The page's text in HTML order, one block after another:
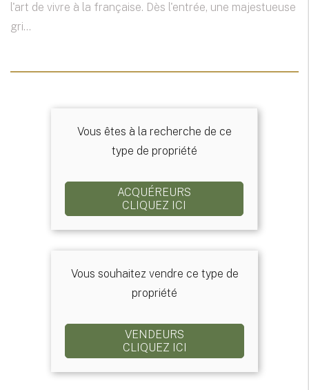
l'art de vivre à la française. Dès l'entrée, une majestueuse
gri...
Vous êtes à la recherche de ce
type de propriété
ACQUÉREURS
CLIQUEZ ICI
Vous souhaitez vendre ce type de
propriété
VENDEURS
CLIQUEZ ICI